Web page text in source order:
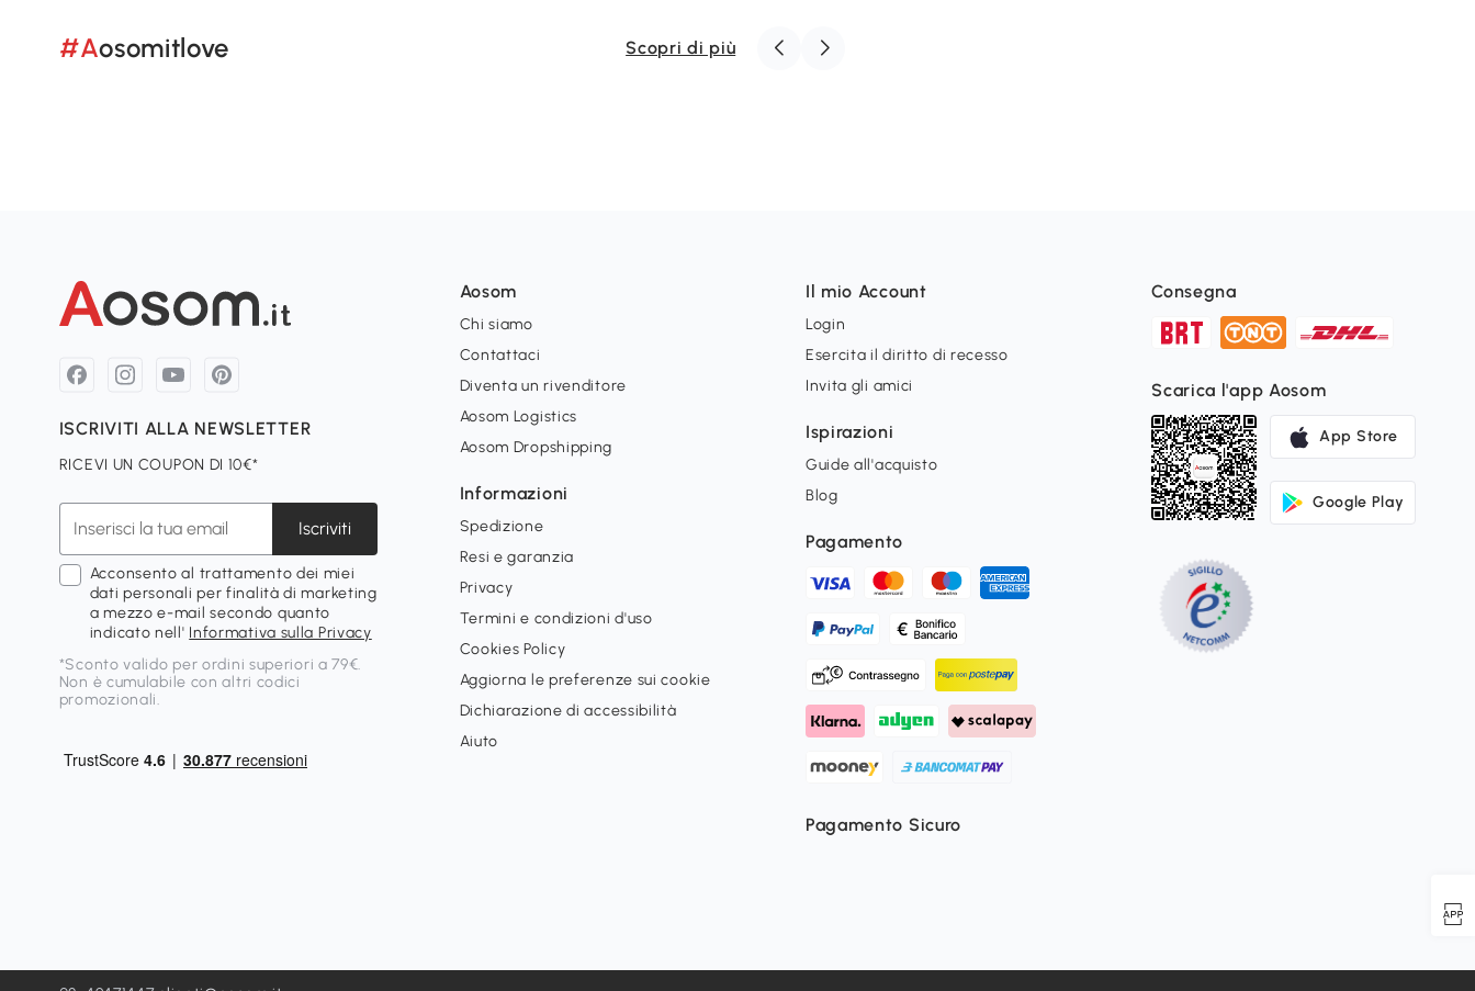
#Aosomitlove Scopri di più
ISCRIVITI ALLA NEWSLETTER
RICEVI UN COUPON DI 10€*
Iscriviti
Acconsento al trattamento dei miei
dati personali per finalità di marketing
a mezzo e-mail secondo quanto
indicato nell' Informativa sulla Privacy
*Sconto valido per ordini superiori a 79€.
Non è cumulabile con altri codici
promozionali.
Aosom
Chi siamo
Contattaci
Diventa un rivenditore
Aosom Logistics
Aosom Dropshipping
Informazioni
Spedizione
Resi e garanzia
Privacy
Termini e condizioni d'uso
Cookies Policy
Aggiorna le preferenze sui cookie
Dichiarazione di accessibilità
Aiuto
Il mio Account
Login
Esercita il diritto di recesso
Invita gli amici
Ispirazioni
Guide all'acquisto
Blog
Pagamento
Pagamento Sicuro
Consegna
Scarica l'app Aosom
App Store
Google Play